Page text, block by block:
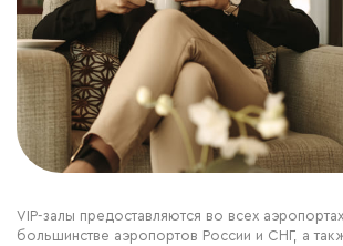
VIP-залы предоставляются во всех
большинстве аэропортов России и СНГ, а